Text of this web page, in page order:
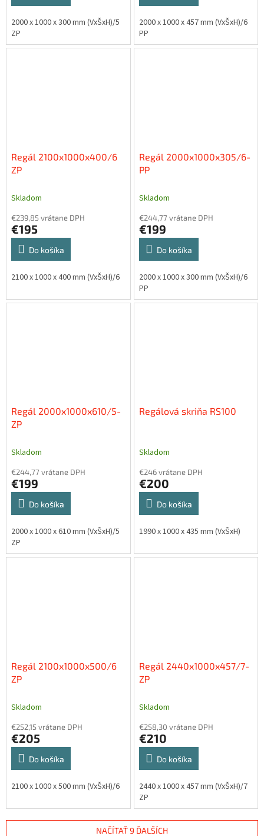
2000 x 1000 x 300 mm (VxŠxH)/5
ZP
2000 x 1000 x 457 mm (VxŠxH)/6
PP
Regál 2100x1000x400/6
ZP
Skladom
€239,85 vrátane DPH
€195
Do košíka
2100 x 1000 x 400 mm (VxŠxH)/6
Regál 2000x1000x305/6-
PP
Skladom
€244,77 vrátane DPH
€199
Do košíka
2000 x 1000 x 300 mm (VxŠxH)/6
PP
Regál 2000x1000x610/5-
ZP
Skladom
€244,77 vrátane DPH
€199
Do košíka
2000 x 1000 x 610 mm (VxŠxH)/5
ZP
Regálová skriňa RS100
Skladom
€246 vrátane DPH
€200
Do košíka
1990 x 1000 x 435 mm (VxŠxH)
Regál 2100x1000x500/6
ZP
Skladom
€252,15 vrátane DPH
€205
Do košíka
2100 x 1000 x 500 mm (VxŠxH)/6
Regál 2440x1000x457/7-
ZP
Skladom
€258,30 vrátane DPH
€210
Do košíka
2440 x 1000 x 457 mm (VxŠxH)/7
ZP
NAČÍTAŤ 9 ĎALŠÍCH